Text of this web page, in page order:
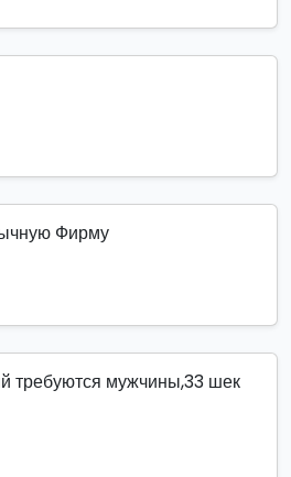
Фирму
требуются мужчины,33 шек